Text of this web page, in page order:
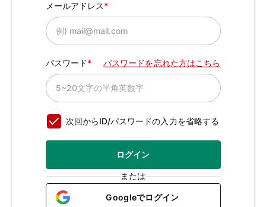
メールアドレス
パスワード パスワードを忘れた方はこちら
次回からID/パスワードの入力を省略する
ログイン
または
Googleでログイン